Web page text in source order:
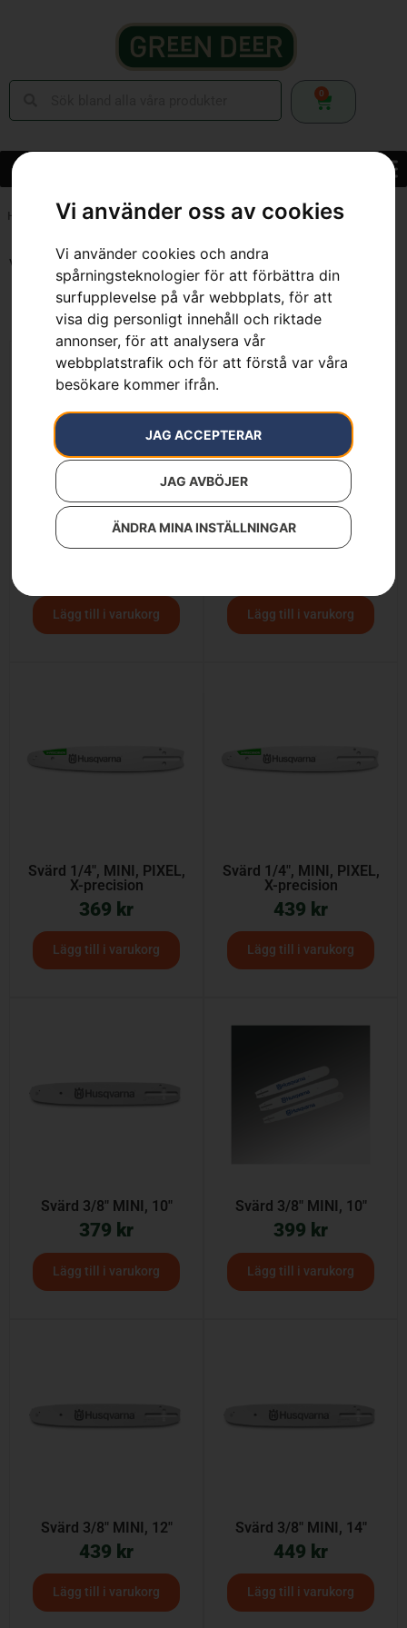
Vi använder oss av cookies
Vi använder cookies och andra
spårningsteknologier för att förbättra din
surfupplevelse på vår webbplats, för att
visa dig personligt innehåll och riktade
annonser, för att analysera vår
webbplatstrafik och för att förstå var våra
besökare kommer ifrån.
JAG ACCEPTERAR
JAG AVBÖJER
ÄNDRA MINA INSTÄLLNINGAR
0
Hem Webbutik» Skog» Skärutrustning» Motorsågssvärd»Sida 3
Visar 25–36 av 77 resultat
Svärd 1/4″, Carving, 10″
Lägg till i varukorg
Svärd 1/4″, Carving, 12″
Lägg till i varukorg
Svärd 1/4″, MINI, PIXEL,
X-precision
369 kr
Lägg till i varukorg
Svärd 1/4″, MINI, PIXEL,
X-precision
439 kr
Lägg till i varukorg
Svärd 3/8″ MINI, 10″
379 kr
Lägg till i varukorg
Svärd 3/8″ MINI, 10″
399 kr
Lägg till i varukorg
Svärd 3/8″ MINI, 12″
439 kr
Lägg till i varukorg
Svärd 3/8″ MINI, 14″
449 kr
Lägg till i varukorg